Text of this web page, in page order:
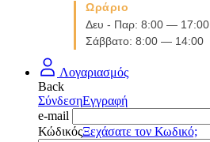
Ωράριο
Δευ - Παρ: 8:00 — 17:00
Σάββατο: 8:00 — 14:00
Λογαριασμός
Back
ΣύνδεσηΕγγραφή
e-mail
ΚώδικόςΞεχάσατε τον Κωδικό;